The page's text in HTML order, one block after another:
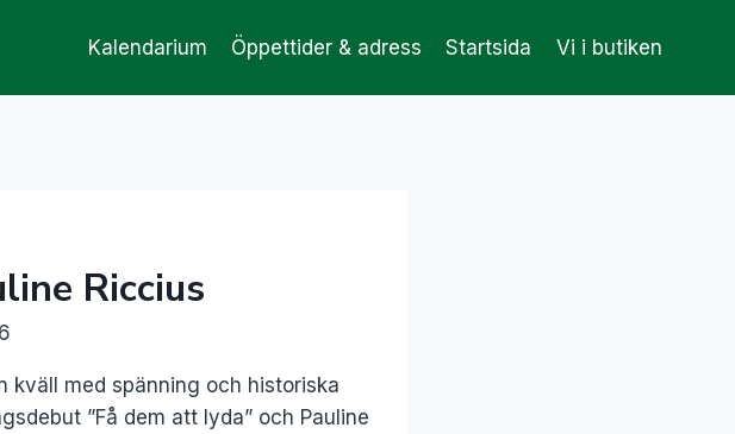
Kalendarium Öppettider & adress Startsida Vi i butiken
Riccius
kväll med spänning och historiska
”Få dem att lyda” och Pauline